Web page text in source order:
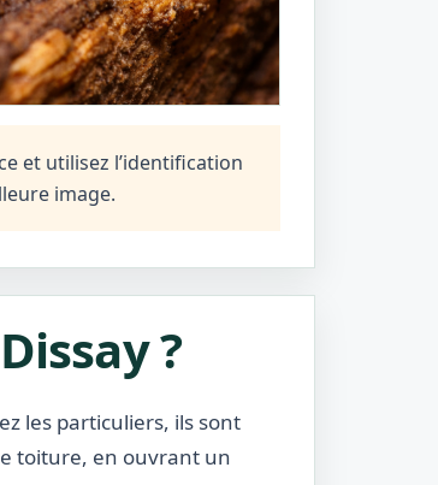
et utilisez l’identification
image.
?
les particuliers, ils sont
toiture, en ouvrant un